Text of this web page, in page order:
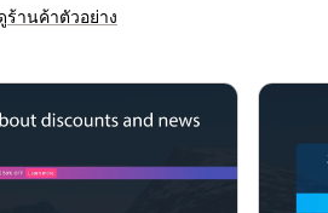
ร้านค้าตัวอย่าง